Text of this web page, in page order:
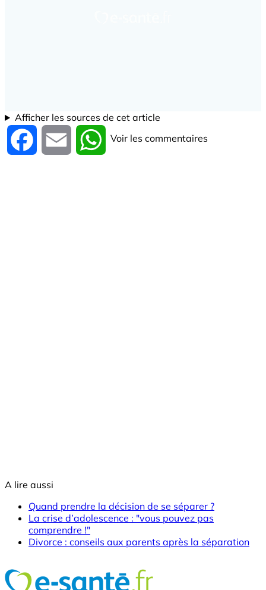
Afficher les sources de cet article
Facebook Email WhatsApp
Voir les commentaires
A lire aussi
Quand prendre la décision de se séparer ?
La crise d’adolescence : "vous pouvez pas
comprendre !"
Divorce : conseils aux parents après la séparation